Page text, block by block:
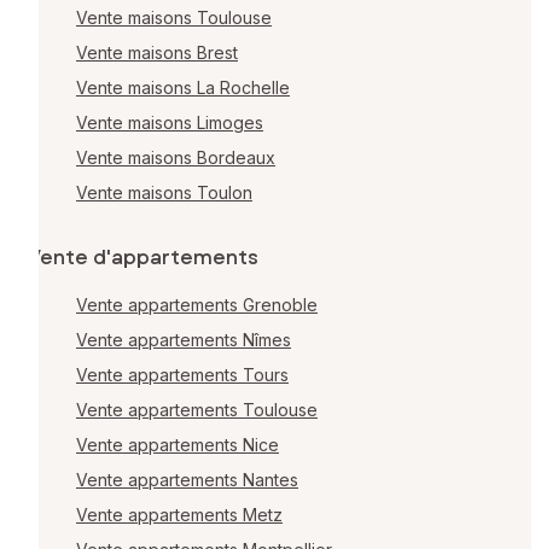
Vente maisons Toulouse
Vente maisons Brest
Vente maisons La Rochelle
Vente maisons Limoges
Vente maisons Bordeaux
Vente maisons Toulon
Vente d'appartements
Vente appartements Grenoble
Vente appartements Nîmes
Vente appartements Tours
Vente appartements Toulouse
Vente appartements Nice
Vente appartements Nantes
Vente appartements Metz